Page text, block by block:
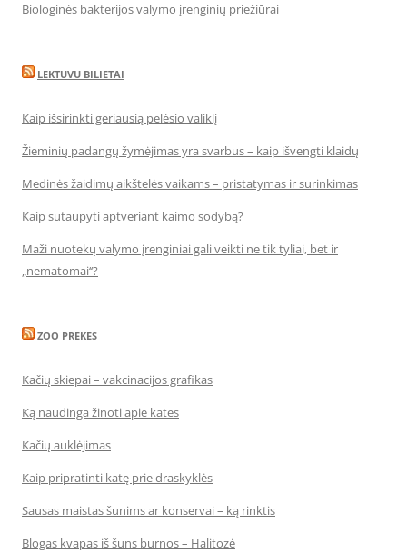
Biologinės bakterijos valymo įrenginių priežiūrai
LEKTUVU BILIETAI
Kaip išsirinkti geriausią pelėsio valiklį
Žieminių padangų žymėjimas yra svarbus – kaip išvengti klaidų
Medinės žaidimų aikštelės vaikams – pristatymas ir surinkimas
Kaip sutaupyti aptveriant kaimo sodybą?
Maži nuotekų valymo įrenginiai gali veikti ne tik tyliai, bet ir
„nematomai‘‘?
ZOO PREKES
Kačių skiepai – vakcinacijos grafikas
Ką naudinga žinoti apie kates
Kačių auklėjimas
Kaip pripratinti katę prie draskyklės
Sausas maistas šunims ar konservai – ką rinktis
Blogas kvapas iš šuns burnos – Halitozė